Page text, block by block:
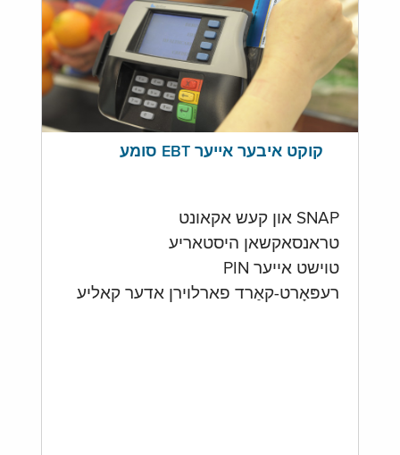
קוקט איבער אייער EBT סומע
SNAP און קעש אקאונט
טראנסאקשאן היסטאריע
טוישט אייער PIN
רעפּאָרט-קאַרד פארלוירן אדער קאליע